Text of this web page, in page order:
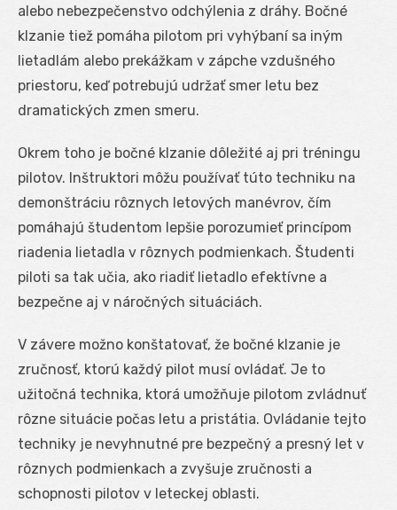
alebo nebezpečenstvo odchýlenia z dráhy. Bočné
klzanie tiež pomáha pilotom pri vyhýbaní sa iným
lietadlám alebo prekážkam v zápche vzdušného
priestoru, keď potrebujú udržať smer letu bez
dramatických zmen smeru.
Okrem toho je bočné klzanie dôležité aj pri tréningu
pilotov. Inštruktori môžu používať túto techniku na
demonštráciu rôznych letových manévrov, čím
pomáhajú študentom lepšie porozumieť princípom
riadenia lietadla v rôznych podmienkach. Študenti
piloti sa tak učia, ako riadiť lietadlo efektívne a
bezpečne aj v náročných situáciách.
V závere možno konštatovať, že bočné klzanie je
zručnosť, ktorú každý pilot musí ovládať. Je to
užitočná technika, ktorá umožňuje pilotom zvládnuť
rôzne situácie počas letu a pristátia. Ovládanie tejto
techniky je nevyhnutné pre bezpečný a presný let v
rôznych podmienkach a zvyšuje zručnosti a
schopnosti pilotov v leteckej oblasti.